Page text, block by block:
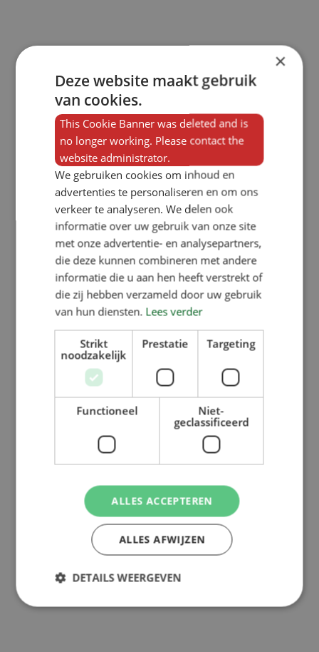
×
Deze website maakt gebruik
van cookies.
This Cookie Banner was deleted and is
no longer working. Please contact the
website administrator.
We gebruiken cookies om inhoud en
advertenties te personaliseren en om ons
verkeer te analyseren. We delen ook
informatie over uw gebruik van onze site
met onze advertentie- en analysepartners,
die deze kunnen combineren met andere
informatie die u aan hen heeft verstrekt of
die zij hebben verzameld door uw gebruik
van hun diensten. Lees verder
Strikt
noodzakelijk
Prestatie Targeting
Functioneel
Niet-
geclassificeerd
ALLES ACCEPTEREN
ALLES AFWIJZEN
DETAILS WEERGEVEN